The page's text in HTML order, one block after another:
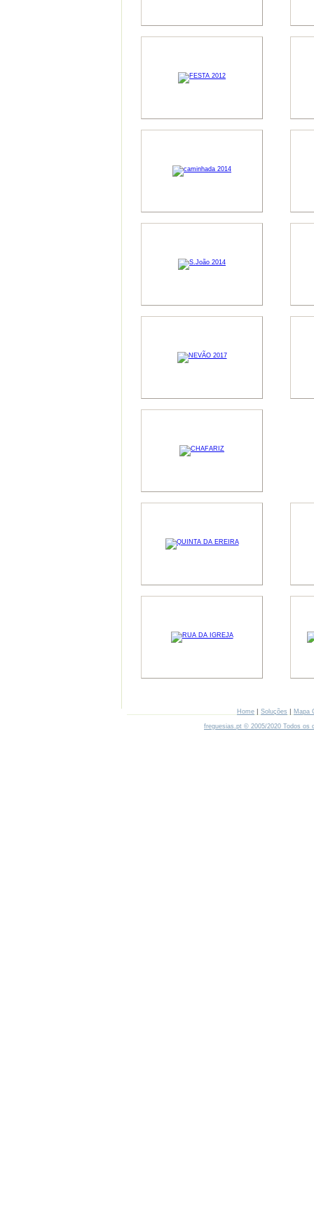
Home | Soluções | Mapa
freguesias.pt © 2005/2020 Todos os